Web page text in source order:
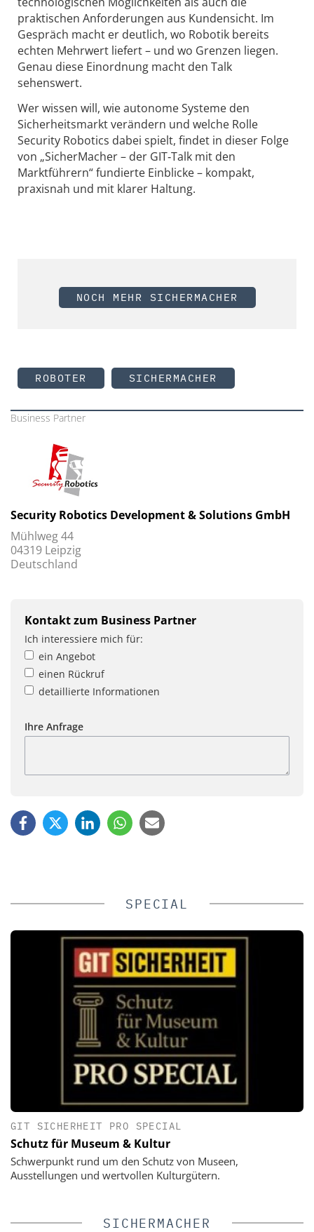
praktischen Anforderungen aus Kundensicht. Im
Gespräch macht er deutlich, wo Robotik bereits
echten Mehrwert liefert – und wo Grenzen liegen.
Genau diese Einordnung macht den Talk
sehenswert.
Wer wissen will, wie autonome Systeme den
Sicherheitsmarkt verändern und welche Rolle
Security Robotics dabei spielt, findet in dieser Folge
von „SicherMacher – der GIT‑Talk mit den
Marktführern“ fundierte Einblicke – kompakt,
praxisnah und mit klarer Haltung.
NOCH MEHR SICHERMACHER
ROBOTER SICHERMACHER
Business Partner
Security Robotics Development & Solutions GmbH
Mühlweg 44
04319 Leipzig
Deutschland
Kontakt zum Business Partner
Ich interessiere mich für:
ein Angebot
einen Rückruf
detaillierte Informationen
Ihre Anfrage
SPECIAL
GIT SICHERHEIT PRO SPECIAL
Schutz für Museum & Kultur
Schwerpunkt rund um den Schutz von Museen,
Ausstellungen und wertvollen Kulturgütern.
SICHERMACHER